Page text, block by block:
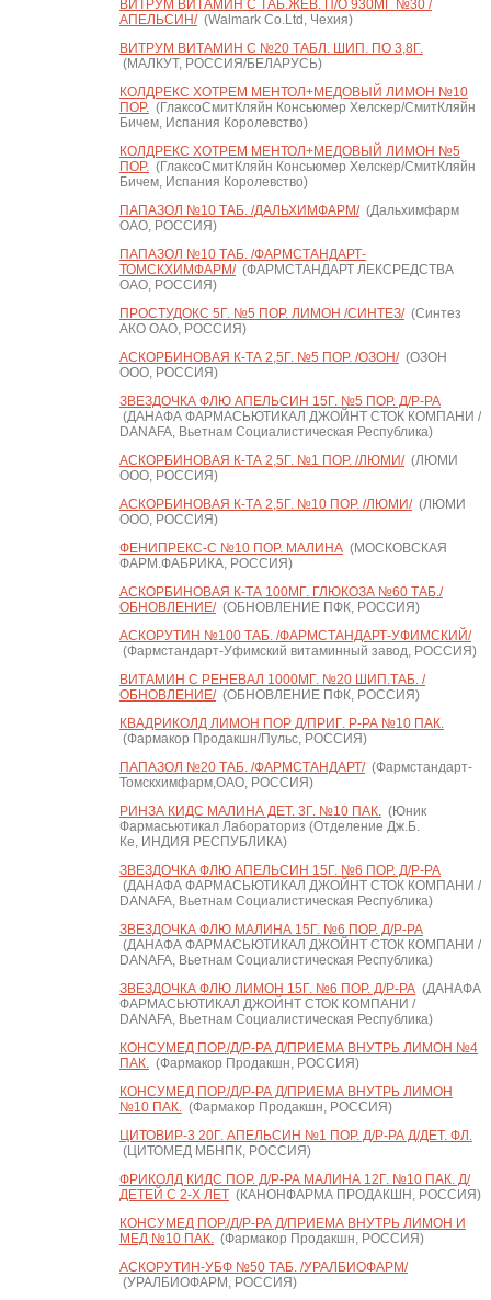
ВИТРУМ ВИТАМИН C ТАБ.ЖЕВ. П/О 930МГ №30 /
АПЕЛЬСИН/(Walmark Co.Ltd, Чехия)
ВИТРУМ ВИТАМИН C №20 ТАБЛ. ШИП. ПО 3,8Г.
(МАЛКУТ, РОССИЯ/БЕЛАРУСЬ)
КОЛДРЕКС ХОТРЕМ МЕНТОЛ+МЕДОВЫЙ ЛИМОН №10
ПОР.(ГлаксоСмитКляйн Консьюмер Хелскер/СмитКляйн
Бичем, Испания Королевство)
КОЛДРЕКС ХОТРЕМ МЕНТОЛ+МЕДОВЫЙ ЛИМОН №5
ПОР.(ГлаксоСмитКляйн Консьюмер Хелскер/СмитКляйн
Бичем, Испания Королевство)
ПАПАЗОЛ №10 ТАБ. /ДАЛЬХИМФАРМ/(Дальхимфарм
ОАО, РОССИЯ)
ПАПАЗОЛ №10 ТАБ. /ФАРМСТАНДАРТ-
ТОМСКХИМФАРМ/(ФАРМСТАНДАРТ ЛЕКСРЕДСТВА
ОАО, РОССИЯ)
ПРОСТУДОКС 5Г. №5 ПОР. ЛИМОН /СИНТЕЗ/(Синтез
АКО ОАО, РОССИЯ)
АСКОРБИНОВАЯ К-ТА 2,5Г. №5 ПОР. /ОЗОН/(ОЗОН
ООО, РОССИЯ)
ЗВЕЗДОЧКА ФЛЮ АПЕЛЬСИН 15Г. №5 ПОР. Д/Р-РА
(ДАНАФА ФАРМАСЬЮТИКАЛ ДЖОЙНТ СТОК КОМПАНИ /
DANAFA, Вьетнам Социалистическая Республика)
АСКОРБИНОВАЯ К-ТА 2,5Г. №1 ПОР. /ЛЮМИ/(ЛЮМИ
ООО, РОССИЯ)
АСКОРБИНОВАЯ К-ТА 2,5Г. №10 ПОР. /ЛЮМИ/(ЛЮМИ
ООО, РОССИЯ)
ФЕНИПРЕКС-С №10 ПОР. МАЛИНА(МОСКОВСКАЯ
ФАРМ.ФАБРИКА, РОССИЯ)
АСКОРБИНОВАЯ К-ТА 100МГ. ГЛЮКОЗА №60 ТАБ./
ОБНОВЛЕНИЕ/(ОБНОВЛЕНИЕ ПФК, РОССИЯ)
АСКОРУТИН №100 ТАБ. /ФАРМСТАНДАРТ-УФИМСКИЙ/
(Фармстандарт-Уфимский витаминный завод, РОССИЯ)
ВИТАМИН С РЕНЕВАЛ 1000МГ. №20 ШИП.ТАБ. /
ОБНОВЛЕНИЕ/(ОБНОВЛЕНИЕ ПФК, РОССИЯ)
КВАДРИКОЛД ЛИМОН ПОР Д/ПРИГ. Р-РА №10 ПАК.
(Фармакор Продакшн/Пульс, РОССИЯ)
ПАПАЗОЛ №20 ТАБ. /ФАРМСТАНДАРТ/(Фармстандарт-
Томскхимфарм,ОАО, РОССИЯ)
РИНЗА КИДС МАЛИНА ДЕТ. 3Г. №10 ПАК.(Юник
Фармасьютикал Лабораториз (Отделение Дж.Б.
Ке, ИНДИЯ РЕСПУБЛИКА)
ЗВЕЗДОЧКА ФЛЮ АПЕЛЬСИН 15Г. №6 ПОР. Д/Р-РА
(ДАНАФА ФАРМАСЬЮТИКАЛ ДЖОЙНТ СТОК КОМПАНИ /
DANAFA, Вьетнам Социалистическая Республика)
ЗВЕЗДОЧКА ФЛЮ МАЛИНА 15Г. №6 ПОР. Д/Р-РА
(ДАНАФА ФАРМАСЬЮТИКАЛ ДЖОЙНТ СТОК КОМПАНИ /
DANAFA, Вьетнам Социалистическая Республика)
ЗВЕЗДОЧКА ФЛЮ ЛИМОН 15Г. №6 ПОР. Д/Р-РА(ДАНАФА
ФАРМАСЬЮТИКАЛ ДЖОЙНТ СТОК КОМПАНИ /
DANAFA, Вьетнам Социалистическая Республика)
КОНСУМЕД ПОР./Д/Р-РА Д/ПРИЕМА ВНУТРЬ ЛИМОН №4
ПАК.(Фармакор Продакшн, РОССИЯ)
КОНСУМЕД ПОР./Д/Р-РА Д/ПРИЕМА ВНУТРЬ ЛИМОН
№10 ПАК.(Фармакор Продакшн, РОССИЯ)
ЦИТОВИР-3 20Г. АПЕЛЬСИН №1 ПОР. Д/Р-РА Д/ДЕТ. ФЛ.
(ЦИТОМЕД МБНПК, РОССИЯ)
ФРИКОЛД КИДС ПОР. Д/Р-РА МАЛИНА 12Г. №10 ПАК. Д/
ДЕТЕЙ С 2-Х ЛЕТ(КАНОНФАРМА ПРОДАКШН, РОССИЯ)
КОНСУМЕД ПОР./Д/Р-РА Д/ПРИЕМА ВНУТРЬ ЛИМОН И
МЕД №10 ПАК.(Фармакор Продакшн, РОССИЯ)
АСКОРУТИН-УБФ №50 ТАБ. /УРАЛБИОФАРМ/
(УРАЛБИОФАРМ, РОССИЯ)